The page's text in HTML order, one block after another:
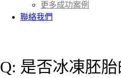
更多成功案例
聯絡我們
Q: 是否冰凍胚